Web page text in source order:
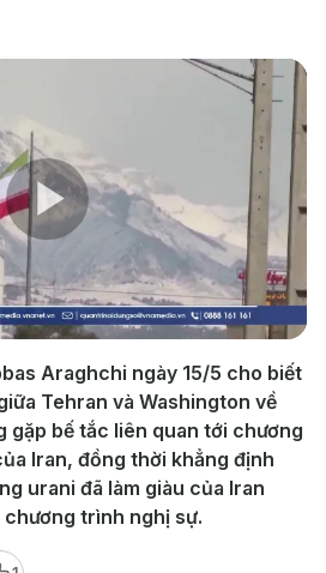
Play
Video
Araghchi ngày 15/5 cho biết
Tehran và Washington về
gặp bế tắc liên quan tới chương
Iran, đồng thời khẳng định
urani đã làm giàu của Iran
trình nghị sự.